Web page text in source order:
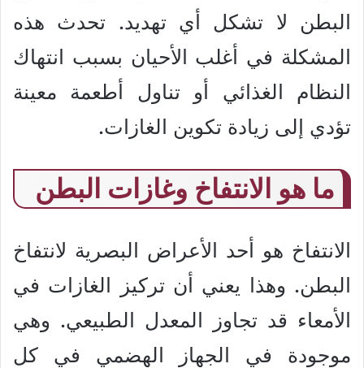
البطن لا تشكل أي تهديد. تحدث هذه
المشكلة في أغلب الأحيان بسبب انتهاك
النظام الغذائي أو تناول أطعمة معينة
تؤدي إلى زيادة تكوين الغازات.
ما هو الانتفاخ وغازات البطن
الانتفاخ هو أحد الأعراض البصرية لانتفاخ
البطن. وهذا يعني أن تركيز الغازات في
الأمعاء قد تجاوز المعدل الطبيعي. وهي
موجودة في الجهاز الهضمي في كل